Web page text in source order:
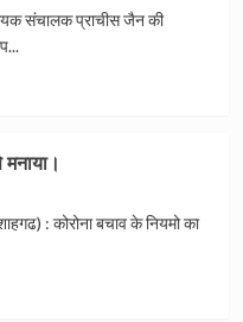
संचालक प्राचीस जैन की
: कोरोना बचाव के नियमो का